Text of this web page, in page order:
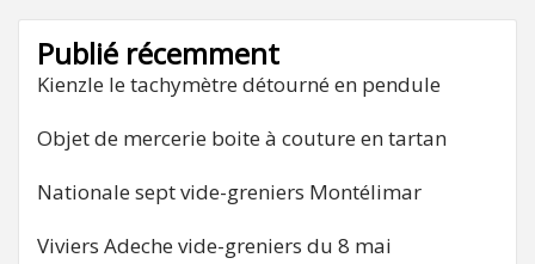
Publié récemment
Kienzle le tachymètre détourné en pendule
Objet de mercerie boite à couture en tartan
Nationale sept vide-greniers Montélimar
Viviers Adeche vide-greniers du 8 mai